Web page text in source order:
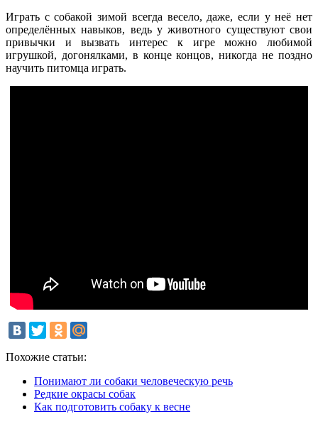
Играть с собакой зимой всегда весело, даже, если у неё нет
определённых навыков, ведь у животного существуют свои
привычки и вызвать интерес к игре можно любимой
игрушкой, догонялками, в конце концов, никогда не поздно
научить питомца играть.
Похожие статьи:
Понимают ли собаки человеческую речь
Редкие окрасы собак
Как подготовить собаку к весне